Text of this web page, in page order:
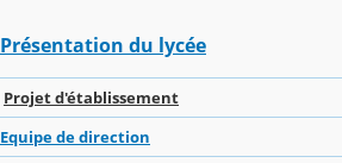
Présentation du lycée
Projet d'établissement
Equipe de direction